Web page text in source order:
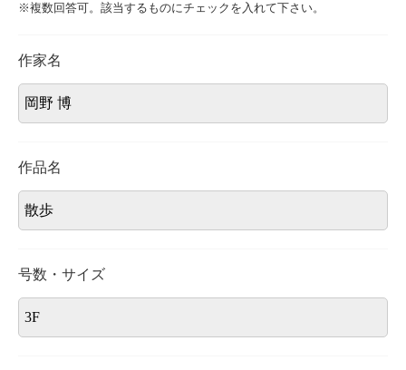
※複数回答可。該当するものにチェックを入れて下さい。
作家名
作品名
号数・サイズ